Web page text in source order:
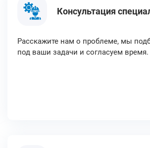
Консультация
Расскажите нам о проблеме, мы
под ваши задачи и согласуем время.